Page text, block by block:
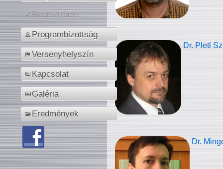
Regisztráció
Programbizottság
Versenyhelyszín
Kapcsolat
Galéria
Eredmények
Dr. Pletl
Dr.